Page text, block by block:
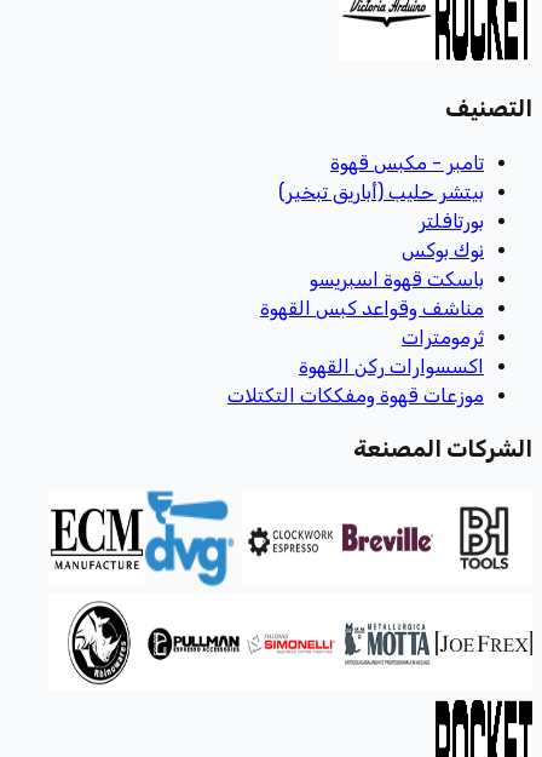
التصنيف
تامبر - مكبس قهوة
بيتشر حليب (أباريق تبخير)
بورتافلتر
نوك بوكس
باسكت قهوة اسبريسو
مناشف وقواعد كبس القهوة
ثرمومترات
اكسسوارات ركن القهوة
موزعات قهوة ومفككات التكتلات
الشركات المصنعة